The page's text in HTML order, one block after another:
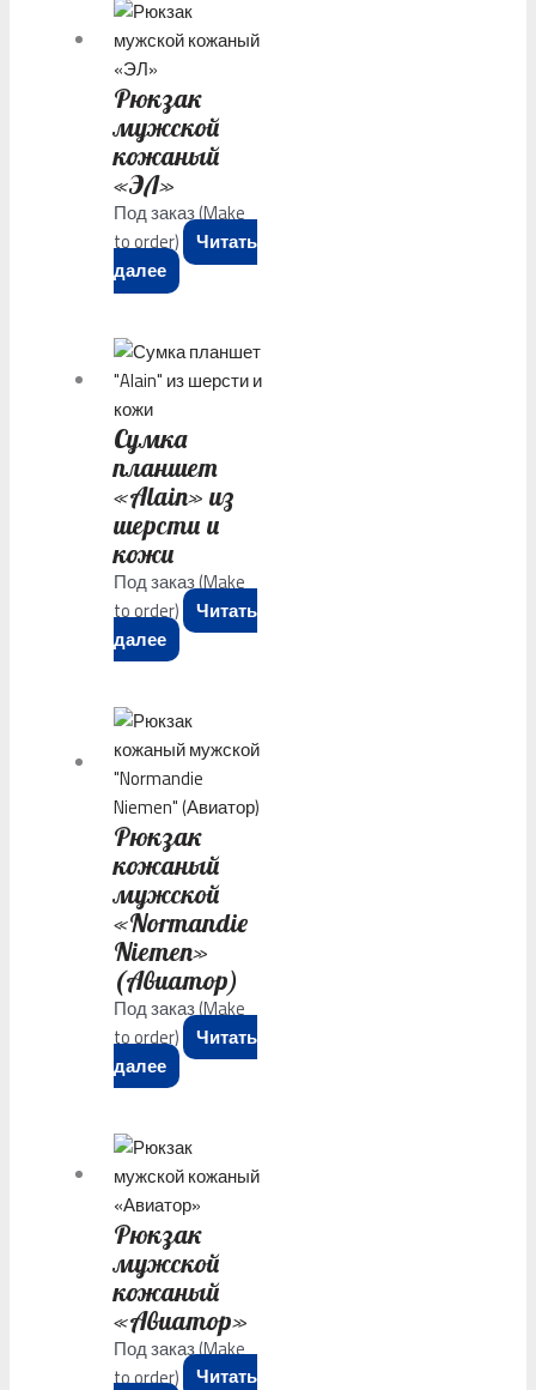
Рюкзак
мужской
кожаный
«ЭЛ»
Под заказ (Make
to order)
Читать
далее
Сумка
планшет
«Alain» из
шерсти и
кожи
Под заказ (Make
to order)
Читать
далее
Рюкзак
кожаный
мужской
«Normandie
Niemen»
(Авиатор)
Под заказ (Make
to order)
Читать
далее
Рюкзак
мужской
кожаный
«Авиатор»
Под заказ (Make
to order)
Читать